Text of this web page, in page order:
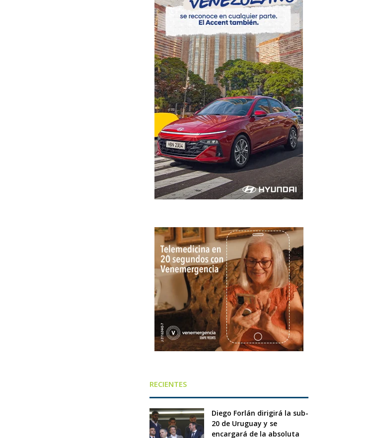
RECIENTES
Diego Forlán dirigirá la sub-
20 de Uruguay y se
encargará de la absoluta